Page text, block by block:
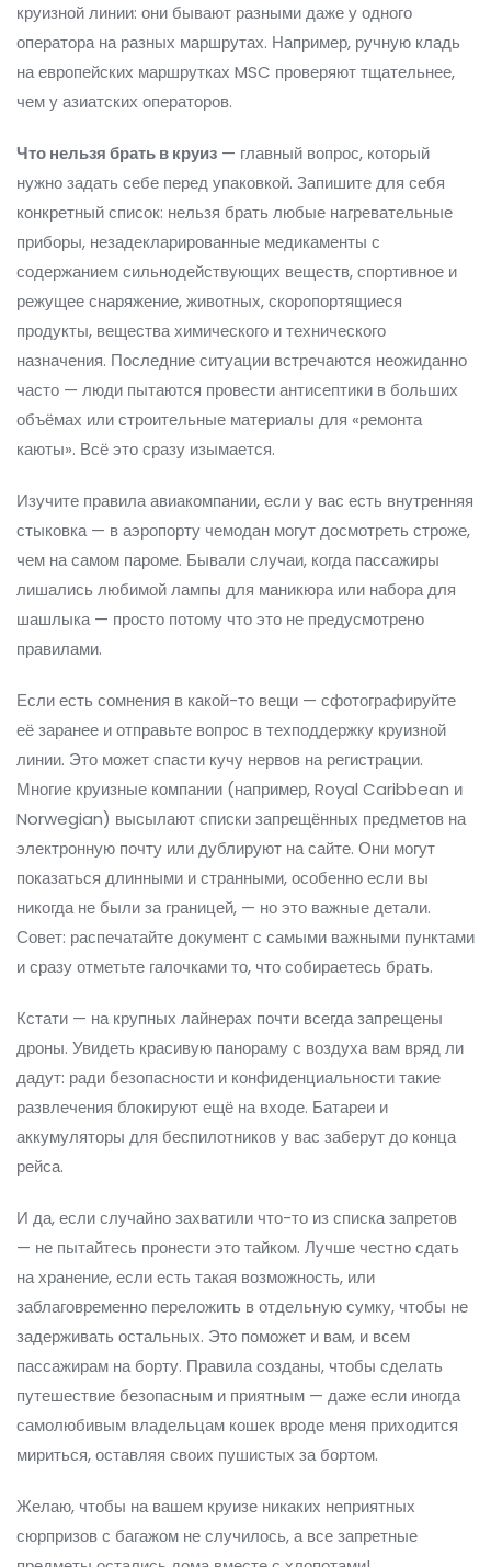
круизной линии: они бывают разными даже у одного
оператора на разных маршрутах. Например, ручную кладь
на европейских маршрутках MSC проверяют тщательнее,
чем у азиатских операторов.
Что нельзя брать в круиз — главный вопрос, который
нужно задать себе перед упаковкой. Запишите для себя
конкретный список: нельзя брать любые нагревательные
приборы, незадекларированные медикаменты с
содержанием сильнодействующих веществ, спортивное и
режущее снаряжение, животных, скоропортящиеся
продукты, вещества химического и технического
назначения. Последние ситуации встречаются неожиданно
часто — люди пытаются провести антисептики в больших
объёмах или строительные материалы для «ремонта
каюты». Всё это сразу изымается.
Изучите правила авиакомпании, если у вас есть внутренняя
стыковка — в аэропорту чемодан могут досмотреть строже,
чем на самом пароме. Бывали случаи, когда пассажиры
лишались любимой лампы для маникюра или набора для
шашлыка — просто потому что это не предусмотрено
правилами.
Если есть сомнения в какой-то вещи — сфотографируйте
её заранее и отправьте вопрос в техподдержку круизной
линии. Это может спасти кучу нервов на регистрации.
Многие круизные компании (например, Royal Caribbean и
Norwegian) высылают списки запрещённых предметов на
электронную почту или дублируют на сайте. Они могут
показаться длинными и странными, особенно если вы
никогда не были за границей, — но это важные детали.
Совет: распечатайте документ с самыми важными пунктами
и сразу отметьте галочками то, что собираетесь брать.
Кстати — на крупных лайнерах почти всегда запрещены
дроны. Увидеть красивую панораму с воздуха вам вряд ли
дадут: ради безопасности и конфиденциальности такие
развлечения блокируют ещё на входе. Батареи и
аккумуляторы для беспилотников у вас заберут до конца
рейса.
И да, если случайно захватили что-то из списка запретов
— не пытайтесь пронести это тайком. Лучше честно сдать
на хранение, если есть такая возможность, или
заблаговременно переложить в отдельную сумку, чтобы не
задерживать остальных. Это поможет и вам, и всем
пассажирам на борту. Правила созданы, чтобы сделать
путешествие безопасным и приятным — даже если иногда
самолюбивым владельцам кошек вроде меня приходится
мириться, оставляя своих пушистых за бортом.
Желаю, чтобы на вашем круизе никаких неприятных
сюрпризов с багажом не случилось, а все запретные